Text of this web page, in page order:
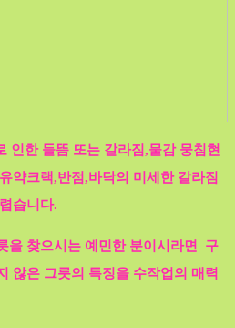
인한 들뜸 또는 갈라짐,물감 뭉침현
약크랙,반점,바닥의 미세한 갈라짐
습니다.
을 찾으시는 예민한 분이시라면 구
않은 그릇의 특징을 수작업의 매력